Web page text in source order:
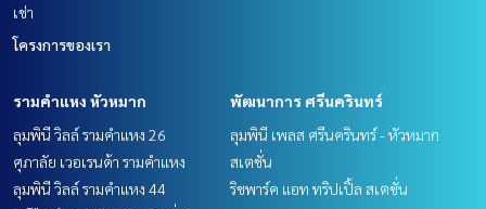
เช่า
โครงการของเรา
รามคำแหง หัวหมาก
ลุมพินี วิลล์ รามคำแหง 26
ศุภาลัย เวอเรนด้า รามคำแหง
ลุมพินี วิลล์ รามคำแหง 44
พัฒนาการ ศรีนครินทร์
ลุมพินี เพลส ศรีนครินทร์ - หัวหมาก
สเตชั่น
ริชพาร์ค แอท ทริปเปิ้ล สเตชั่น